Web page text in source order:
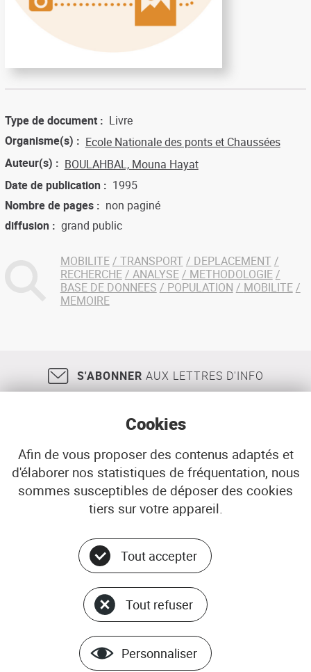
Type de document
Livre
Organisme(s)
Ecole Nationale des ponts et Chaussées
Auteur(s)
BOULAHBAL, Mouna Hayat
Date de publication
1995
Nombre de pages
non paginé
diffusion
grand public
MOBILITE TRANSPORT
DEPLACEMENT
RECHERCHE
ANALYSE
METHODOLOGIE
BASE DE DONNEES
POPULATION
MOBILITE
MEMOIRE
S'ABONNER AUX LETTRES D'INFO
18, rue Jean Jaurès 29200 BREST
02 98 33 51 71
CONTACT
© ADEUPa
PLAN DU SITE
DONNÉES PERSONNELLES
GÉRER LES COOKIES
MENTIONS LÉGALES
Cookies
Afin de vous proposer des contenus adaptés et
d'élaborer nos statistiques de fréquentation, nous
sommes susceptibles de déposer des cookies
tiers sur votre appareil.
Tout accepter
Tout refuser
Personnaliser